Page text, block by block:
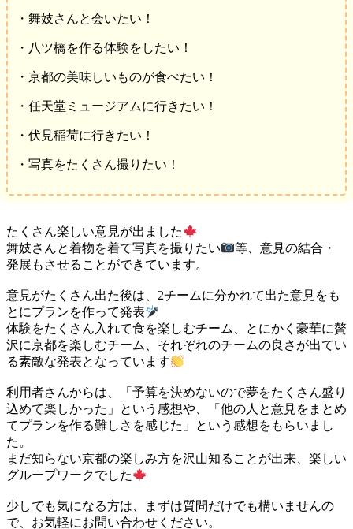
・舞妓さんと会いたい！
・八ツ橋を作る体験をしたい！
・京都の美味しいものが食べたい！
・任天堂ミュージアムに行きたい！
・伏見稲荷に行きたい！
・写真をたくさん撮りたい！
たくさん楽しい意見が出ました
舞妓さんと着物を着て写真を撮りたい
等、意見の結合・
発展もさせることができています。
意見がたくさん出た後は、2チームに分かれて出た意見をも
とにプランを作って発表
体験をたくさん入れて食を楽しむチーム、とにかく豪華に贅
沢に京都を楽しむチーム、それぞれのチームの良さが出てい
る素敵な発表となっています
利用者さんからは、「予算を決めないので夢をたくさん盛り
込めて楽しかった」という感想や、「他の人と意見をまとめ
てプランを作る難しさを感じた」という感想をもらいまし
た。
まだ知らない京都の楽しみ方を沢山知ることが出来、楽しい
グループワークでした
少しでも気になる方は、まずは質問だけでも構いませんの
で、お気軽にお問い合わせください。